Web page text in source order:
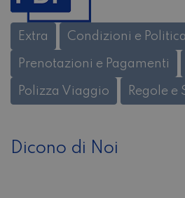
Extra Condizioni e
Prenotazioni e Pagamenti
Polizza Viaggio Regole e
Dicono di Noi